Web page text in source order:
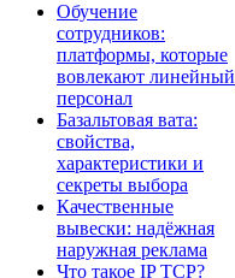
Обучение
сотрудников:
платформы, которые
вовлекают линейный
персонал
Базальтовая вата:
свойства,
характеристики и
секреты выбора
Качественные
вывески: надёжная
наружная реклама
Что такое IP TCP?